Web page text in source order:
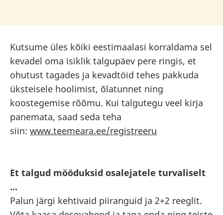
Kutsume üles kõiki eestimaalasi korraldama sel
kevadel oma isiklik talgupäev pere ringis, et
ohutust tagades ja kevadtöid tehes pakkuda
üksteisele hoolimist, õlatunnet ning
koostegemise rõõmu. Kui talgutegu veel kirja
panemata, saad seda teha
siin: www.teemeara.ee/registreeru
Et talgud mööduksid osalejatele turvaliselt
...
Palun järgi kehtivaid piiranguid ja 2+2 reeglit.